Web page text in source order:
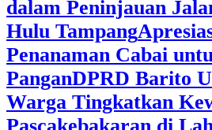
dalam Peninjauan
Hulu Tampang
Penanaman Cabai
PanganDPRD Barito
Warga Tingkatkan